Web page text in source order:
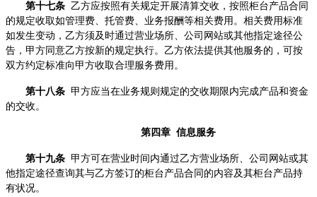
第十七条 乙方应按照有关规定开展清算交收，按照柜台产品合同
的规定收取如管理费、托管费、业务报酬等相关费用。相关费用标准
如发生变动，乙方须及时通过营业场所、公司网站或其他指定途径公
告，甲方同意乙方按新的规定执行。乙方依法提供其他服务的，可按
双方约定标准向甲方收取合理服务费用。
第十八条 甲方应当在业务规则规定的交收期限内完成产品和资金
的交收。
第四章 信息服务
第十九条 甲方可在营业时间内通过乙方营业场所、公司网站或其
他指定途径查询其与乙方签订的柜台产品合同的内容及其柜台产品持
有状况。